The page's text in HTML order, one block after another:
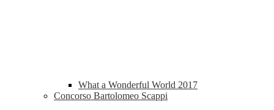
What a Wonderful World 2017
Concorso Bartolomeo Scappi